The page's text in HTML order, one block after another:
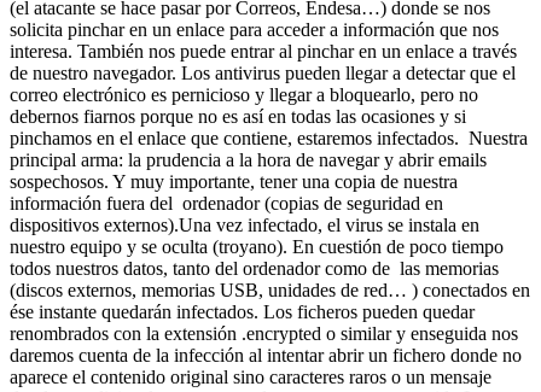
(el atacante se hace pasar por Correos, Endesa…) donde se nos
solicita pinchar en un enlace para acceder a información que nos
interesa. También nos puede entrar al pinchar en un enlace a través
de nuestro navegador. Los antivirus pueden llegar a detectar que el
correo electrónico es pernicioso y llegar a bloquearlo, pero no
debernos fiarnos porque no es así en todas las ocasiones y si
pinchamos en el enlace que contiene, estaremos infectados. Nuestra
principal arma: la prudencia a la hora de navegar y abrir emails
sospechosos. Y muy importante, tener una copia de nuestra
información fuera del ordenador (copias de seguridad en
dispositivos externos).Una vez infectado, el virus se instala en
nuestro equipo y se oculta (troyano). En cuestión de poco tiempo
todos nuestros datos, tanto del ordenador como de las memorias
(discos externos, memorias USB, unidades de red… ) conectados en
ése instante quedarán infectados. Los ficheros pueden quedar
renombrados con la extensión .encrypted o similar y enseguida nos
daremos cuenta de la infección al intentar abrir un fichero donde no
aparece el contenido original sino caracteres raros o un mensaje